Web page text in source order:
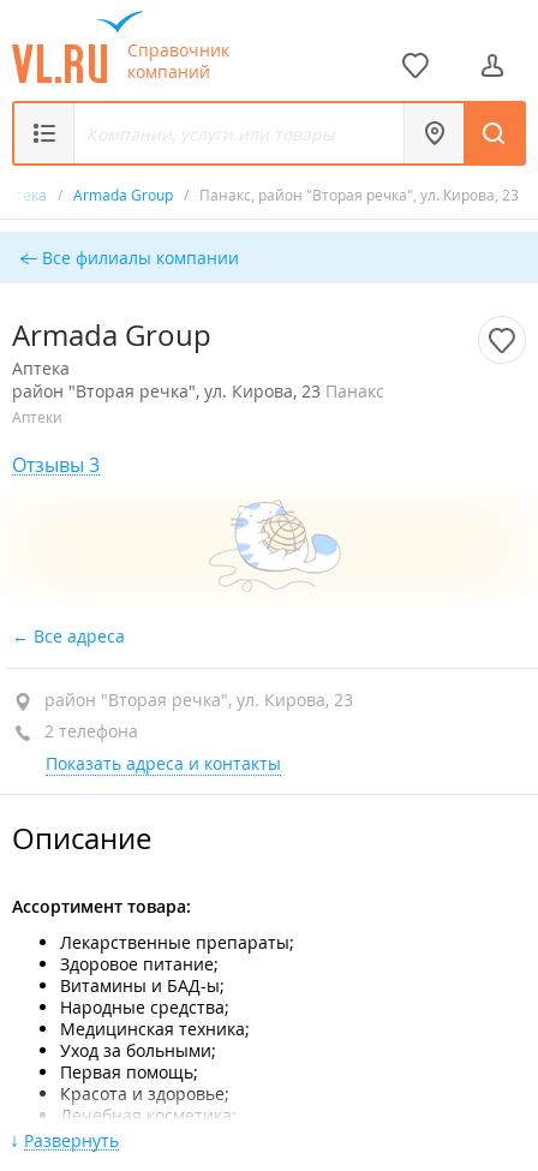
Справочник
компаний
/ Armada Group / Панакс, район "Вторая речка", ул. Кирова, 23
Все филиалы компании
Armada Group
Аптека
район "Вторая речка", ул. Кирова, 23 Панакс
Аптеки
Отзывы 3
Все адреса
район "Вторая речка", ул. Кирова, 23
2 телефона
Показать адреса и контакты
Описание
Ассортимент товара:
Лекарственные препараты;
Здоровое питание;
Витамины и БАД-ы;
Народные средства;
Медицинская техника;
Уход за больными;
Первая помощь;
Красота и здоровье;
Лечебная косметика;
Товары для мам и малыша;
Планирование семьи;
Развернуть